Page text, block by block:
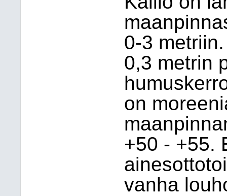
0-3
0,3 metrin
on
+50 - +55.
vanha